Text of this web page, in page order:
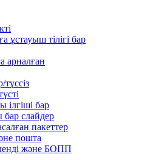
ұстауыш тілігі бар
арналған
ілгіші бар
слайдер
пакеттер
пошта
және БОПП